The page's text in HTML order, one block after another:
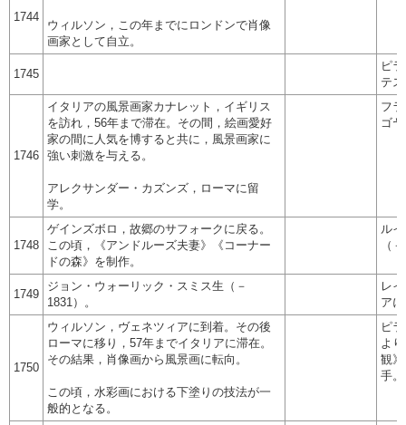
1744
ウィルソン，この年までにロンドンで肖像
画家として自立。
1745
ピ
テ
1746
イタリアの風景画家カナレット，イギリス
を訪れ，56年まで滞在。その間，絵画愛好
家の間に人気を博すると共に，風景画家に
強い刺激を与える。
アレクサンダー・カズンズ，ローマに留
学。
フ
ゴ
1748
ゲインズボロ，故郷のサフォークに戻る。
この頃，《アンドルーズ夫妻》《コーナー
ドの森》を制作。
ル
（
1749
ジョン・ウォーリック・スミス生（－
1831）。
レ
ア
1750
ウィルソン，ヴェネツィアに到着。その後
ローマに移り，57年までイタリアに滞在。
その結果，肖像画から風景画に転向。
この頃，水彩画における下塗りの技法が一
般的となる。
ピ
よ
観
手。